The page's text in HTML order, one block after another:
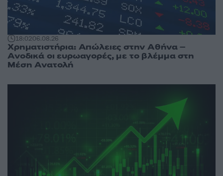
18:0206.08.26
Χρηματιστήρια: Απώλειες στην Αθήνα –
Ανοδικά οι ευρωαγορές, με το βλέμμα στη
Μέση Ανατολή